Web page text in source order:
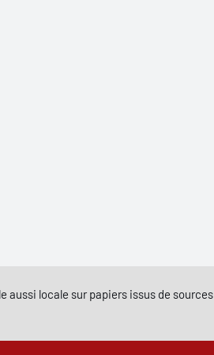
aussi locale sur papiers issus de sources